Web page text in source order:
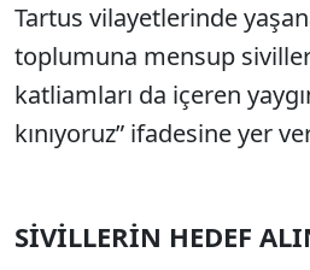
Tartus vilayetlerinde
toplumuna mensup
katliamları da içeren
kınıyoruz” ifadesine yer
SİVİLLERİN HEDEF